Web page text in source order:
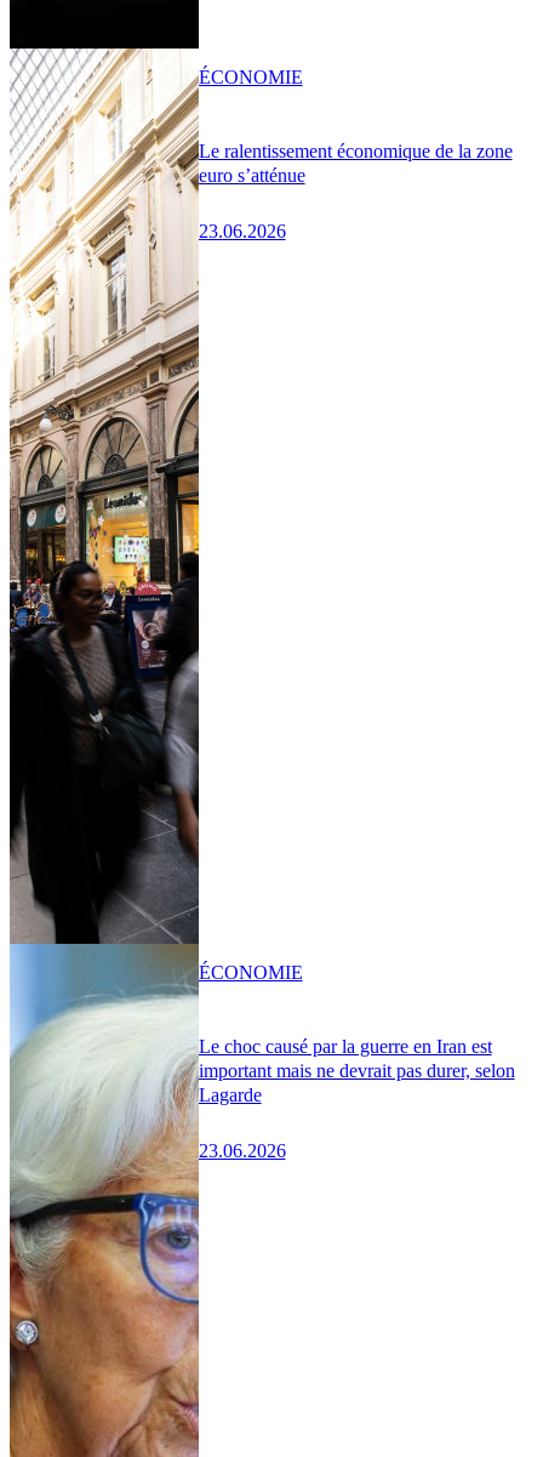
Le ralentissement économique de la zone
euro s’atténue
23.06.2026
ÉCONOMIE
Le choc causé par la guerre en Iran est
important mais ne devrait pas durer, selon
Lagarde
23.06.2026
ÉCONOMIE